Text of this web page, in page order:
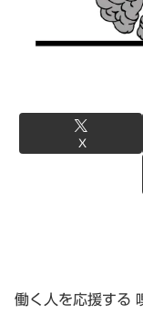
X
働く人を応援する